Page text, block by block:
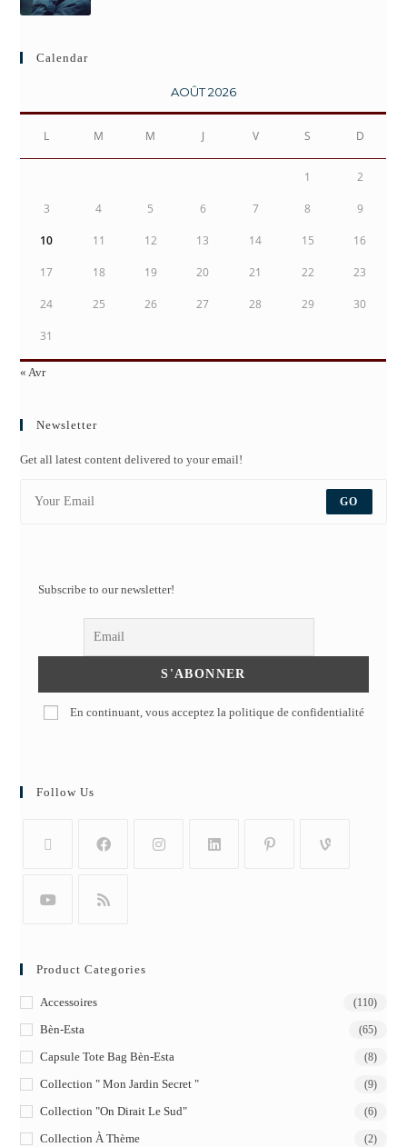
Calendar
AOÛT 2026
L M M J V S D
1 2
3 4 5 6 7 8 9
10 11 12 13 14 15 16
17 18 19 20 21 22 23
24 25 26 27 28 29 30
31
« Avr
Newsletter
Get all latest content delivered to your email!
GO
Subscribe to our newsletter!
En continuant, vous acceptez la politique de confidentialité
Follow Us
Product Categories
Accessoires (110)
Bèn-Esta (65)
Capsule Tote Bag Bèn-Esta (8)
Collection " Mon Jardin Secret " (9)
Collection "On Dirait Le Sud" (6)
Collection À Thème (2)